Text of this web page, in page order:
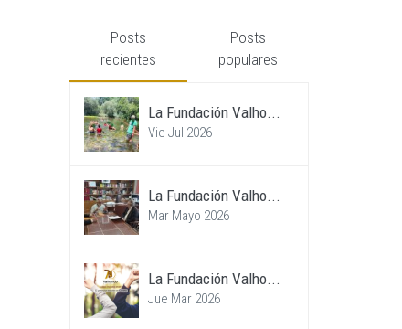
Posts
recientes
Posts
populares
La Fundación Valho...
Vie Jul 2026
La Fundación Valho...
Mar Mayo 2026
La Fundación Valho...
Jue Mar 2026